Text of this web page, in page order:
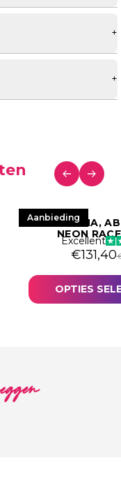
+
+
Aanbieding
YAS MARINA,
NEON
Excellent
€131,40
OPTIES